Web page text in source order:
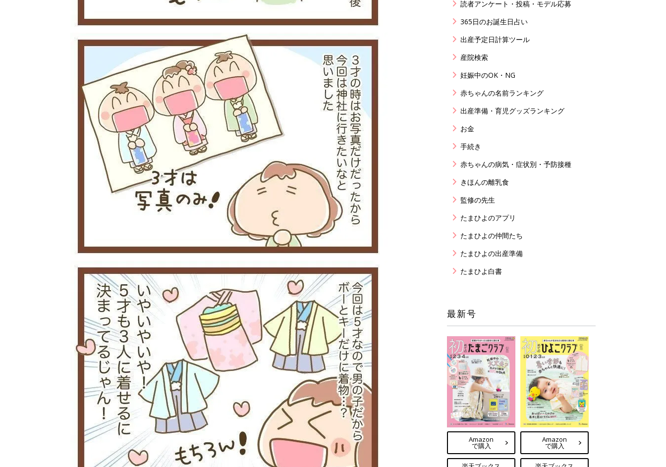
読者アンケート・投稿・モデル応募
365日のお誕生日占い
出産予定日計算ツール
産院検索
妊娠中のOK・NG
赤ちゃんの名前ランキング
出産準備・育児グッズランキング
お金
手続き
赤ちゃんの病気・症状別・予防接種
きほんの離乳食
監修の先生
たまひよのアプリ
たまひよの仲間たち
たまひよの出産準備
たまひよ白書
最新号
Amazon
で購入
Amazon
で購入